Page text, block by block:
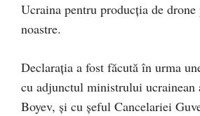
Ucraina pentru producția de
noastre.
Declarația a fost făcută în urma
cu adjunctul ministrului
Boyev, și cu șeful Cancelariei